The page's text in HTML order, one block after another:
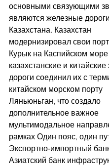
основными связующими
являются железные
Казахстана. Казахстан
модернизировал свои
Курык на Каспийском
казахстанские и
дороги соединил их с
китайском морском порту
Ляньюньган, что создало
дополнительное важное
мультимодальное
рамках Один пояс, один
Экспортно-импортный
Азиатский банк